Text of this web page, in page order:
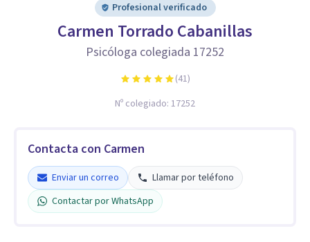
Profesional verificado
Carmen Torrado Cabanillas
Psicóloga colegiada 17252
(41)
Nº colegiado: 17252
Contacta con Carmen
Enviar un correo
Llamar por teléfono
Contactar por WhatsApp